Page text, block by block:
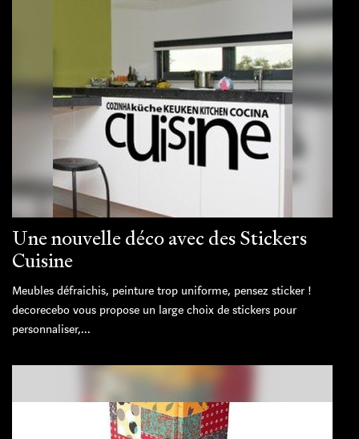
Une nouvelle déco avec des Stickers
Cuisine
Meubles défraichis, peinture trop uniforme, pensez sticker !
decorecebo vous propose un large choix de stickers pour
personnaliser,...